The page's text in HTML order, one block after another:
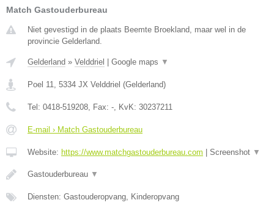
Match Gastouderbureau
Niet gevestigd in de plaats Beemte Broekland, maar wel in de
provincie Gelderland.
Gelderland » Velddriel Google maps ▼
Poel 11, 5334 JX Velddriel (Gelderland)
Tel: 0418-519208, Fax: -, KvK: 30237211
E-mail › Match Gastouderbureau
Website: https://www.matchgastouderbureau.com Screenshot ▼
Gastouderbureau ▼
Diensten: Gastouderopvang, Kinderopvang